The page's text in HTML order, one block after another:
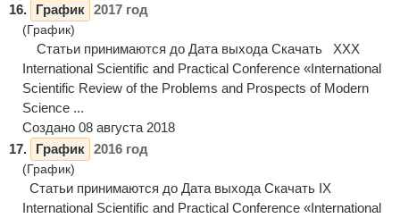
16.
График 2017 год
(График)
Статьи принимаются до Дата выхода Скачать XXX
International Scientific and Practical Conference «International
Scientific Review of the Problems and Prospects of Modern
Science ...
Создано 08 августа 2018
17.
График 2016 год
(График)
Статьи принимаются до Дата выхода Скачать IX
International Scientific and Practical Conference «International